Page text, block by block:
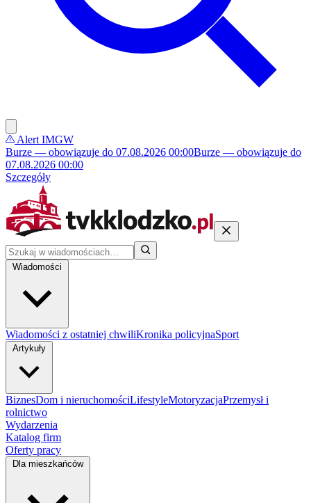
Alert IMGW
Burze — obowiązuje do 07.08.2026 00:00Burze — obowiązuje do
07.08.2026 00:00
Szczegóły
Wiadomości
Wiadomości z ostatniej chwiliKronika policyjnaSport
Artykuły
BiznesDom i nieruchomościLifestyleMotoryzacjaPrzemysł i
rolnictwo
Wydarzenia
Katalog firm
Oferty pracy
Dla mieszkańców